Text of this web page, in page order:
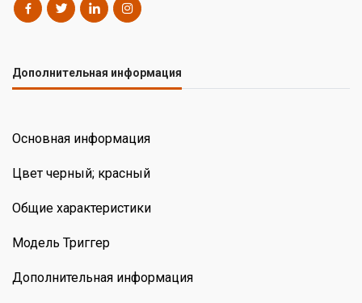
Дополнительная информация
Основная информация
Цвет черный; красный
Общие характеристики
Модель Триггер
Дополнительная информация